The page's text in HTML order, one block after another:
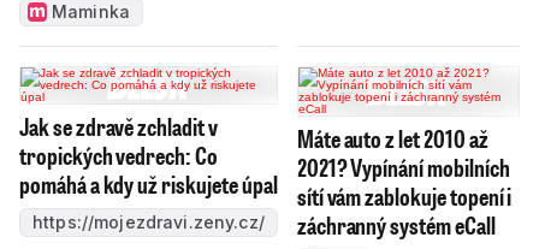
Maminka
Jak se zdravě zchladit v
tropických vedrech: Co
pomáhá a kdy už riskujete úpal
https://mojezdravi.zeny.cz/
Máte auto z let 2010 až
2021? Vypínání mobilních
sítí vám zablokuje topení i
záchranný systém eCall